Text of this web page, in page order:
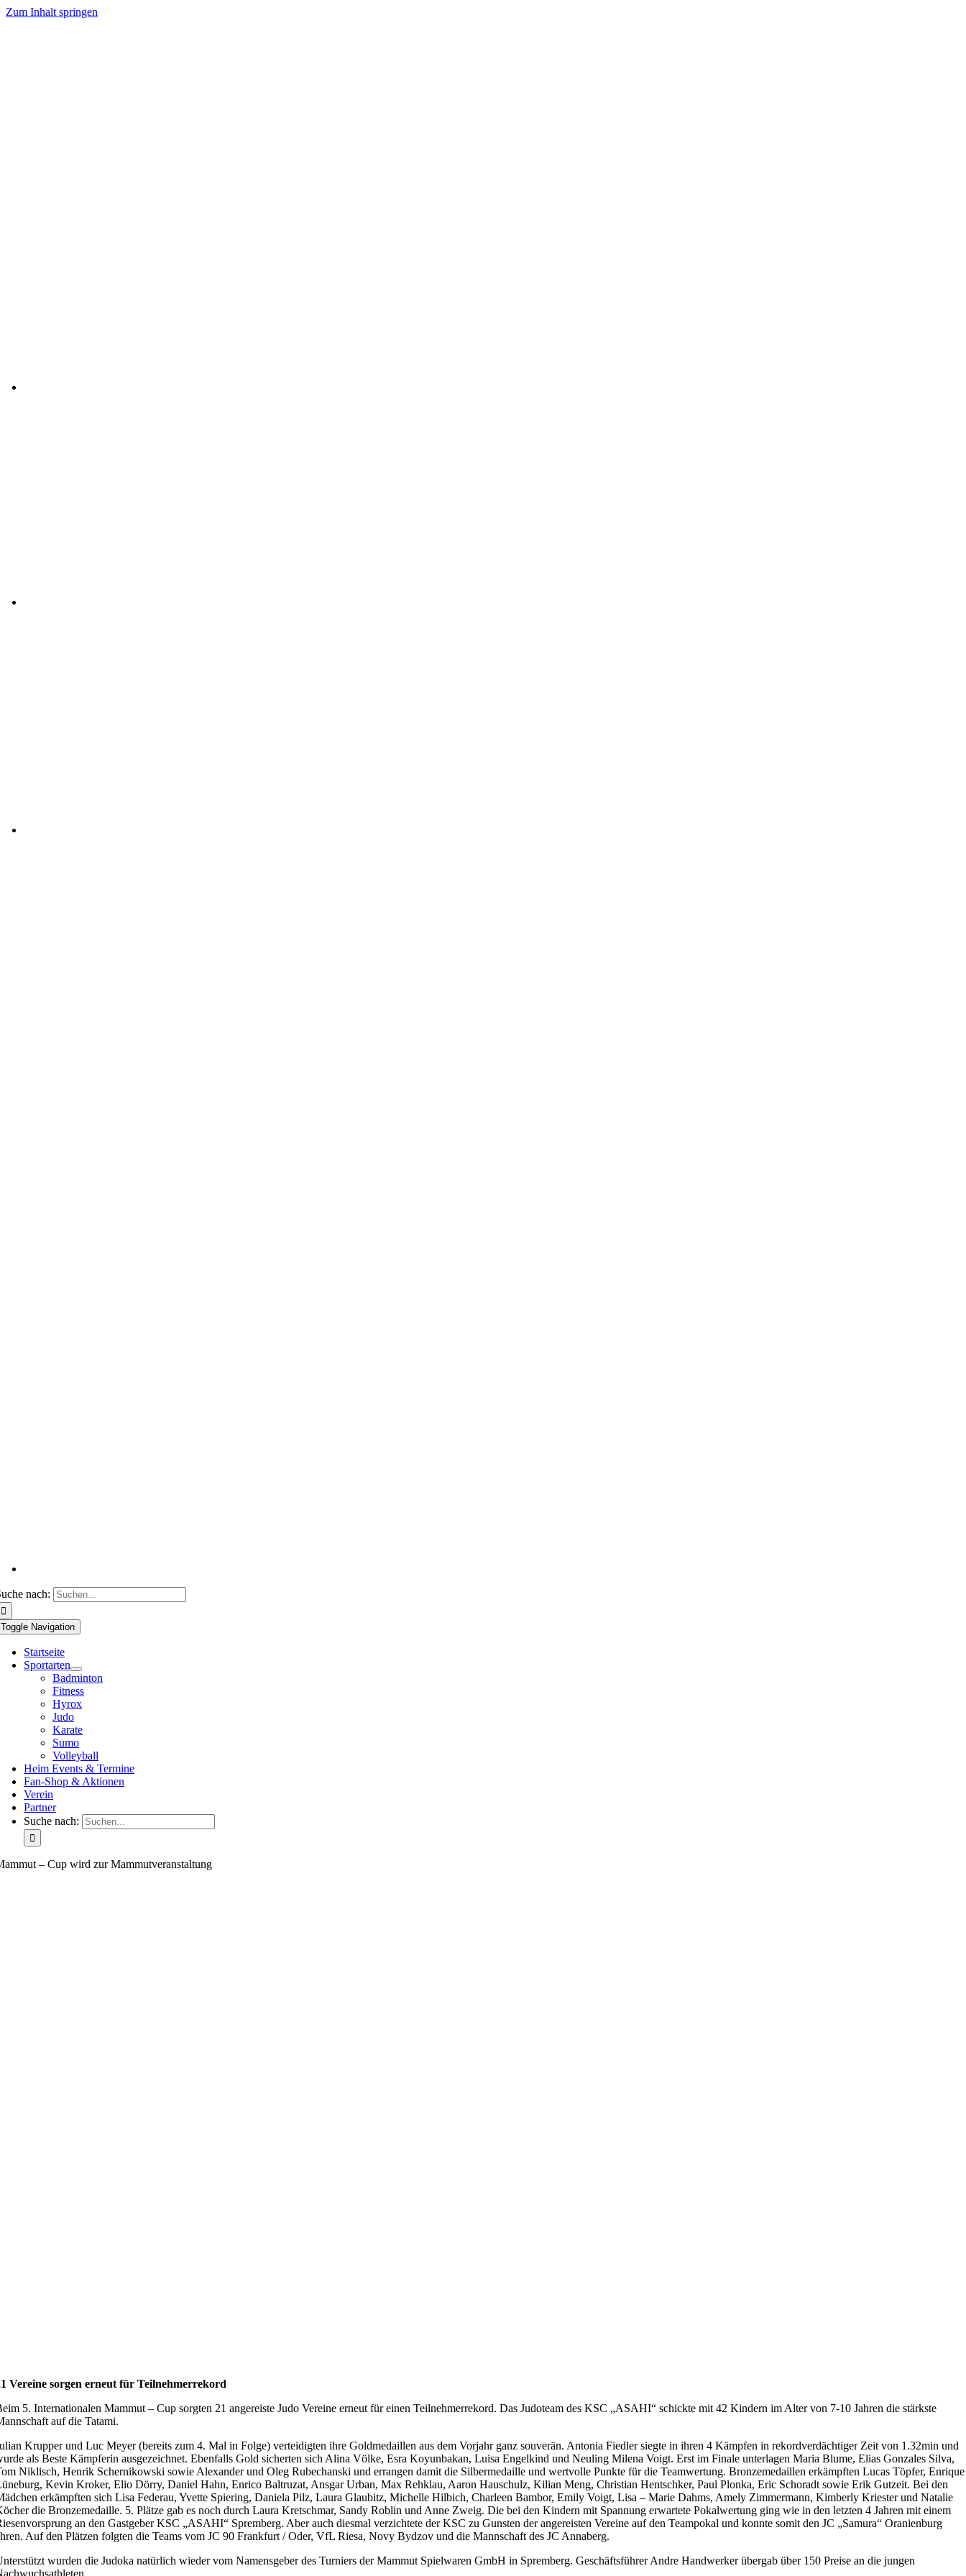
Zum Inhalt springen
nach:
Toggle Navigation
Startseite
Sportarten
Badminton
Fitness
Hyrox
Judo
Karate
Sumo
Volleyball
Heim Events & Termine
Fan-Shop & Aktionen
Verein
Partner
Suche nach:
– Cup wird zur Mammutveranstaltung
Vereine sorgen erneut für Teilnehmerrekord
5. Internationalen Mammut – Cup sorgten 21 angereiste Judo Vereine erneut für einen Teilnehmerrekord. Das Judoteam des KSC „ASAHI“ schickte mit 42 Kindern im Alter von 7-10 Jahren die stärkste
auf die Tatami.
Krupper und Luc Meyer (bereits zum 4. Mal in Folge) verteidigten ihre Goldmedaillen aus dem Vorjahr ganz souverän. Antonia Fiedler siegte in ihren 4 Kämpfen in rekordverdächtiger Zeit von 1.32min und
als Beste Kämpferin ausgezeichnet. Ebenfalls Gold sicherten sich Alina Völke, Esra Koyunbakan, Luisa Engelkind und Neuling Milena Voigt. Erst im Finale unterlagen Maria Blume, Elias Gonzales Silva,
Niklisch, Henrik Schernikowski sowie Alexander und Oleg Rubechanski und errangen damit die Silbermedaille und wertvolle Punkte für die Teamwertung. Bronzemedaillen erkämpften Lucas Töpfer, Enrique
Kevin Kroker, Elio Dörry, Daniel Hahn, Enrico Baltruzat, Ansgar Urban, Max Rehklau, Aaron Hauschulz, Kilian Meng, Christian Hentschker, Paul Plonka, Eric Schoradt sowie Erik Gutzeit. Bei den
erkämpften sich Lisa Federau, Yvette Spiering, Daniela Pilz, Laura Glaubitz, Michelle Hilbich, Charleen Bambor, Emily Voigt, Lisa – Marie Dahms, Amely Zimmermann, Kimberly Kriester und Natalie
die Bronzemedaille. 5. Plätze gab es noch durch Laura Kretschmar, Sandy Roblin und Anne Zweig. Die bei den Kindern mit Spannung erwartete Pokalwertung ging wie in den letzten 4 Jahren mit einem
an den Gastgeber KSC „ASAHI“ Spremberg. Aber auch diesmal verzichtete der KSC zu Gunsten der angereisten Vereine auf den Teampokal und konnte somit den JC „Samura“ Oranienburg
Auf den Plätzen folgten die Teams vom JC 90 Frankfurt / Oder, VfL Riesa, Novy Bydzov und die Mannschaft des JC Annaberg.
wurden die Judoka natürlich wieder vom Namensgeber des Turniers der Mammut Spielwaren GmbH in Spremberg. Geschäftsführer Andre Handwerker übergab über 150 Preise an die jungen